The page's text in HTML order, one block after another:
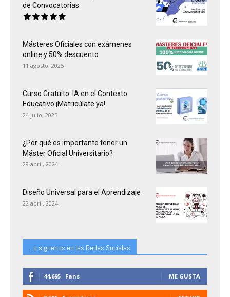
de Convocatorias
Másteres Oficiales con exámenes
online y 50% descuento
11 agosto, 2025
Curso Gratuito: IA en el Contexto
Educativo ¡Matricúlate ya!
24 julio, 2025
¿Por qué es importante tener un
Máster Oficial Universitario?
29 abril, 2024
Diseño Universal para el Aprendizaje
22 abril, 2024
...o siguenos en las Redes Sociales
44,695 Fans ME GUSTA